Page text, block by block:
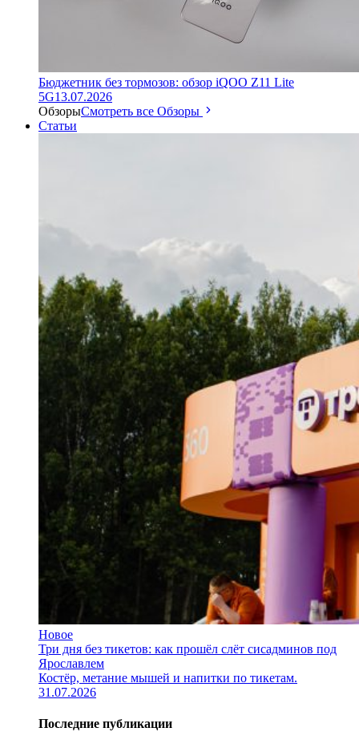
Бюджетник без тормозов: обзор iQOO Z11 Lite
5G13.07.2026
ОбзорыСмотреть все Обзоры
Статьи
Новое
Три дня без тикетов: как прошёл слёт сисадминов под
Ярославлем
Костёр, метание мышей и напитки по тикетам.
31.07.2026
Последние публикации